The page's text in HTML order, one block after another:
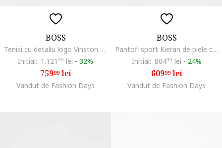
BOSS
Tenisi cu detaliu logo Vinston Runn, Maro inchis
Initial: 1.121 99 lei - 32%
75999lei
Vandut de Fashion Days
BOSS
Pantofi sport Kieran de piele cu logo stantat, Negru/Negru stins
Initial: 80499 lei - 24%
60999lei
Vandut de Fashion Days